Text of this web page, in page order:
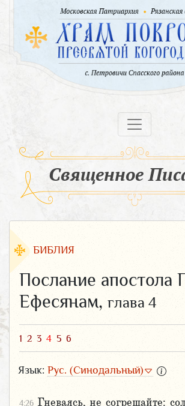
Священное
БИБЛИЯ
Послание апостола
Ефесянам, глава 4
1 2 3 4 5 6
Язык: Рус. (Синодальный)
4:26 Гневаясь, не согрешайте: